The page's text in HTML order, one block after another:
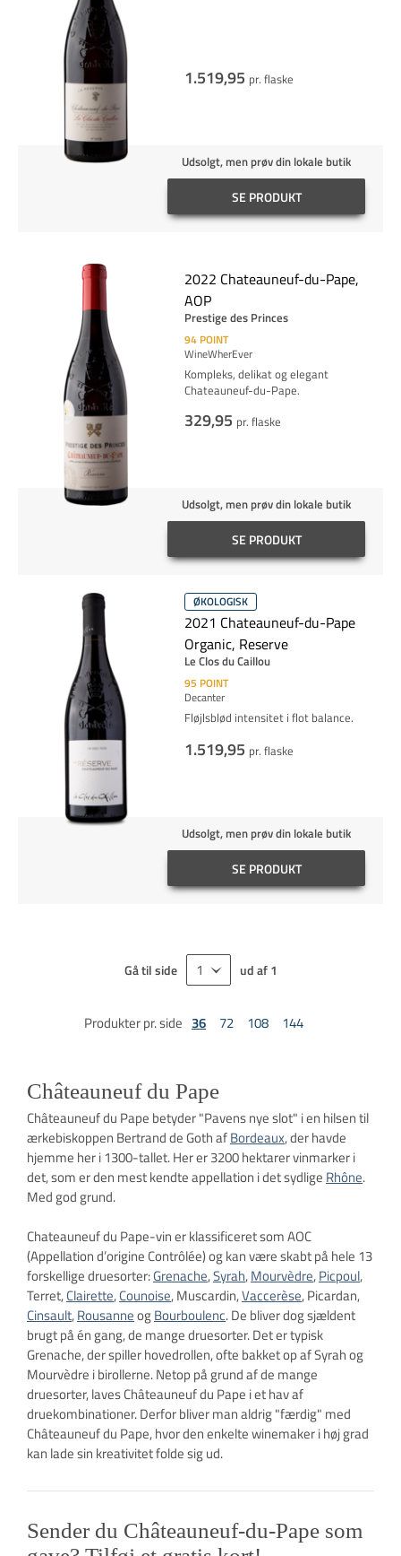
1.519,95 pr. flaske
Udsolgt, men prøv din lokale butik
SE PRODUKT
2022 Chateauneuf-du-Pape,
AOP
Prestige des Princes
94 POINT
WineWherEver
Kompleks, delikat og elegant
Chateauneuf-du-Pape.
329,95 pr. flaske
Udsolgt, men prøv din lokale butik
SE PRODUKT
ØKOLOGISK
2021 Chateauneuf-du-Pape
Organic, Reserve
Le Clos du Caillou
95 POINT
Decanter
Fløjlsblød intensitet i flot balance.
1.519,95 pr. flaske
Udsolgt, men prøv din lokale butik
SE PRODUKT
Gå til side ud af 1
Produkter pr. side 36 72 108 144
Châteauneuf du Pape
Châteauneuf du Pape betyder "Pavens nye slot" i en hilsen til
ærkebiskoppen Bertrand de Goth afBordeaux, der havde
hjemme her i 1300-tallet. Her er 3200 hektarer vinmarker i
det, som er den mest kendte appellation i det sydlige Rhône.
Med god grund.
Chateauneuf du Pape-vin er klassificeret som AOC
(Appellation d’origine Contrôlée) og kan være skabt på hele 13
forskellige druesorter:Grenache,Syrah,Mourvèdre,Picpoul,
Terret,Clairette,Counoise, Muscardin,Vaccerèse, Picardan,
Cinsault,RousanneogBourboulenc. De bliver dog sjældent
brugt på én gang, de mange druesorter. Det er typisk
Grenache, der spiller hovedrollen, ofte bakket op af Syrah og
Mourvèdre i birollerne. Netop på grund af de mange
druesorter, laves Châteauneuf du Pape i et hav af
druekombinationer. Derfor bliver man aldrig "færdig" med
Châteauneuf du Pape, hvor den enkelte winemaker i høj grad
kan lade sin kreativitet folde sig ud.
Sender du Châteauneuf-du-Pape som